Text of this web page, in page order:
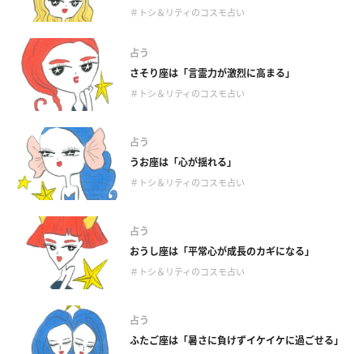
＃トシ＆リティのコスモ占い
占う
さそり座は「言霊力が激烈に高まる」
＃トシ＆リティのコスモ占い
占う
うお座は「心が揺れる」
＃トシ＆リティのコスモ占い
占う
おうし座は「平常心が成長のカギになる」
＃トシ＆リティのコスモ占い
占う
ふたご座は「暑さに負けずイケイケに過ごせる」